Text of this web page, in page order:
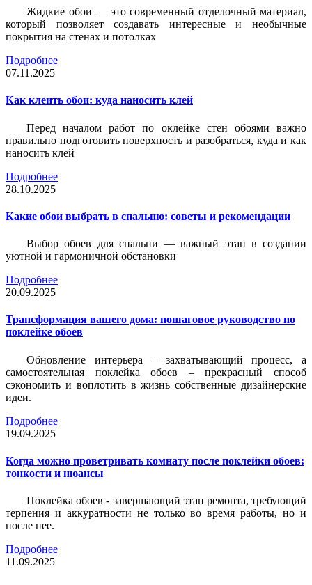
Жидкие обои — это современный отделочный материал,
который позволяет создавать интересные и необычные
покрытия на стенах и потолках
Подробнее
07.11.2025
Как клеить обои: куда наносить клей
Перед началом работ по оклейке стен обоями важно
правильно подготовить поверхность и разобраться, куда и как
наносить клей
Подробнее
28.10.2025
Какие обои выбрать в спальню: советы и рекомендации
Выбор обоев для спальни — важный этап в создании
уютной и гармоничной обстановки
Подробнее
20.09.2025
Трансформация вашего дома: пошаговое руководство по
поклейке обоев
Обновление интерьера – захватывающий процесс, а
самостоятельная поклейка обоев – прекрасный способ
сэкономить и воплотить в жизнь собственные дизайнерские
идеи.
Подробнее
19.09.2025
Когда можно проветривать комнату после поклейки обоев:
тонкости и нюансы
Поклейка обоев - завершающий этап ремонта, требующий
терпения и аккуратности не только во время работы, но и
после нее.
Подробнее
11.09.2025